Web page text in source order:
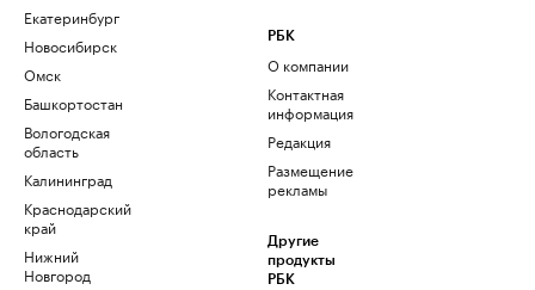
Екатеринбург
Новосибирск
Омск
Башкортостан
Вологодская
область
Калининград
Краснодарский
край
Нижний
Новгород
РБК
О компании
Контактная
информация
Редакция
Размещение
рекламы
Другие
продукты
РБК